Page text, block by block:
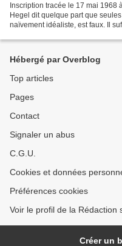
Inscription tracée le 17 mai 1968
Hegel dit quelque part que
naïvement idéaliste, est faux. Il
Hébergé par Overblog
Top articles
Pages
Contact
Signaler un abus
C.G.U.
Cookies et données
Préférences cookies
Voir le profil de la Rédaction
Créer un